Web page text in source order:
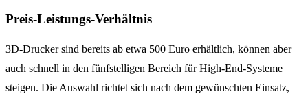
Preis-Leistungs-Verhältnis
3D-Drucker sind bereits ab etwa 500 Euro erhältlich, können aber
auch schnell in den fünfstelligen Bereich für High-End-Systeme
steigen. Die Auswahl richtet sich nach dem gewünschten Einsatz,